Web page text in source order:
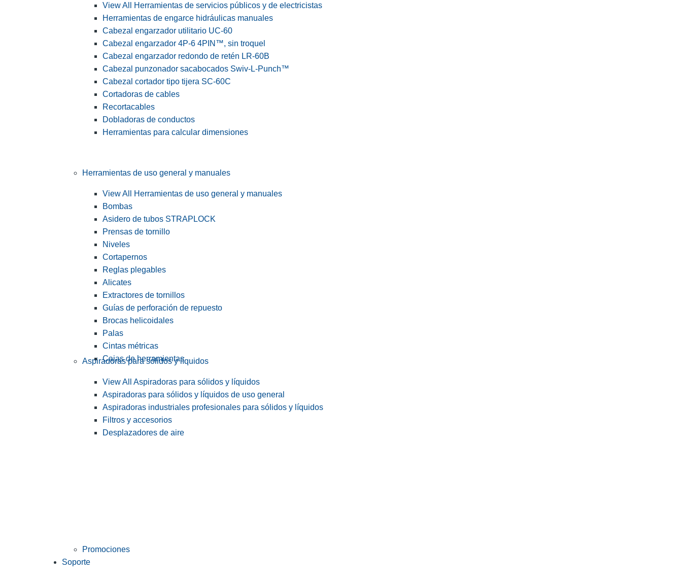
View All Herramientas de servicios públicos y de electricistas
Herramientas de engarce hidráulicas manuales
Cabezal engarzador utilitario UC-60
Cabezal engarzador 4P-6 4PIN™, sin troquel
Cabezal engarzador redondo de retén LR-60B
Cabezal punzonador sacabocados Swiv-L-Punch™
Cabezal cortador tipo tijera SC-60C
Cortadoras de cables
Recortacables
Dobladoras de conductos
Herramientas para calcular dimensiones
Herramientas de uso general y manuales
View All Herramientas de uso general y manuales
Bombas
Asidero de tubos STRAPLOCK
Prensas de tornillo
Niveles
Cortapernos
Reglas plegables
Alicates
Extractores de tornillos
Guías de perforación de repuesto
Brocas helicoidales
Palas
Cintas métricas
Cajas de herramientas
Aspiradoras para sólidos y líquidos
View All Aspiradoras para sólidos y líquidos
Aspiradoras para sólidos y líquidos de uso general
Aspiradoras industriales profesionales para sólidos y líquidos
Filtros y accesorios
Desplazadores de aire
Promociones
Soporte